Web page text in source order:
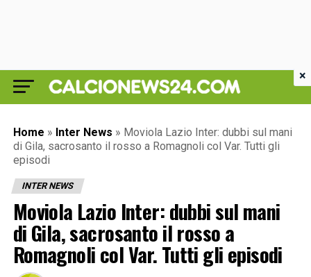
Home » Inter News » Moviola Lazio Inter: dubbi sul mani
di Gila, sacrosanto il rosso a Romagnoli col Var. Tutti gli
episodi
INTER NEWS
Moviola Lazio Inter: dubbi sul mani
di Gila, sacrosanto il rosso a
Romagnoli col Var. Tutti gli episodi
×